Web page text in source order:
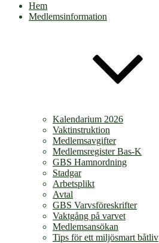
Hem
Medlemsinformation
Kalendarium 2026
Vaktinstruktion
Medlemsavgifter
Medlemsregister Bas-K
GBS Hamnordning
Stadgar
Arbetsplikt
Avtal
GBS Varvsföreskrifter
Vaktgång på varvet
Medlemsansökan
Tips för ett miljösmart båtliv